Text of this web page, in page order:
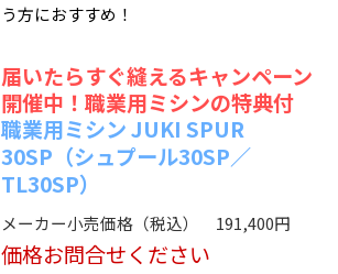
う方におすすめ！
届いたらすぐ縫えるキャンペーン
開催中！職業用ミシンの特典付
職業用ミシン JUKI SPUR
30SP（シュプール30SP／
TL30SP）
メーカー小売価格（税込） 191,400円
価格お問合せください